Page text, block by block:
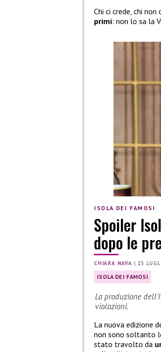
Chi ci crede, chi non
primi: non lo sa la
ISOLA DEI FAMOSI
Spoiler
dopo le
CHIARA NAVA | 15
ISOLA DEI FAMOSI
La produzione
violazioni.
La nuova edizione
non sono soltanto
stato travolto da